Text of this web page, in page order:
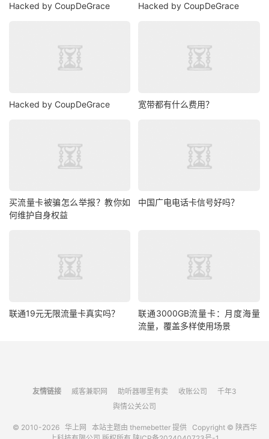
Hacked by CoupDeGrace Hacked by CoupDeGrace
Hacked by CoupDeGrace 宽带都有什么费用？
买流量卡被骗怎么举报？教你如
何维护自身权益
中国广电电话卡信号好吗？
联通19元无限流量卡真实吗？
联通3000GB流量卡：月度海量
流量，覆盖多样使用场景
友情链接 威客兼职网 助听器哪里有卖 收账公司
千年3
舆情公关公司
© 2010-2026 华上网 本站主题由 themebetter提供 Copyright © 陕西华